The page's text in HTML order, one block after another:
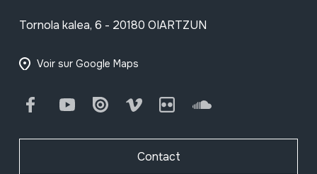
Tornola kalea, 6 - 20180 OIARTZUN
Voir sur Google Maps
FacebookYoutube Issuu Vimeo Flickr SoundCloud
Contact